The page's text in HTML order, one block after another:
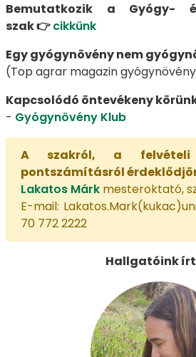
Bemutatkozik a Gyógy-
szak 👉cikkünk
Egy gyógynövény nem
(Top agrar magazin gyógynövény
Kapcsolódó öntevékeny
- Gyógynövény Klub
A szakról, a felvételi
pontszámításról
Lakatos Márk mesteroktató,
E-mail:
70 772 2222
Hallgatóink